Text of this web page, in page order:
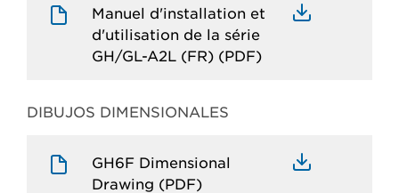
Manuel d'installation et
d'utilisation de la série
GH/GL-A2L (FR) (PDF)
DIBUJOS DIMENSIONALES
GH6F Dimensional
Drawing (PDF)